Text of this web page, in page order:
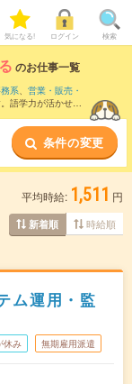
気になる! ログイン 検索
のお仕事一覧
系、 営業・販売・
語学力が活かせる
条件の変更
平均時給: 1,511 円
新着順 時給順
ム運用・監
休み 無期雇用派遣